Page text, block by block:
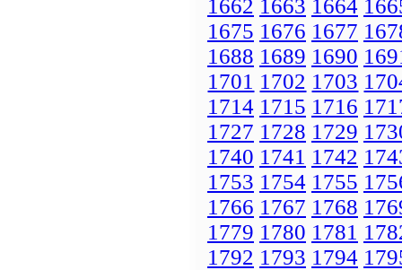
1662 1663 1664
1675 1676 1677
1688 1689 1690
1701 1702 1703
1714 1715 1716
1727 1728 1729
1740 1741 1742
1753 1754 1755
1766 1767 1768
1779 1780 1781
1792 1793 1794